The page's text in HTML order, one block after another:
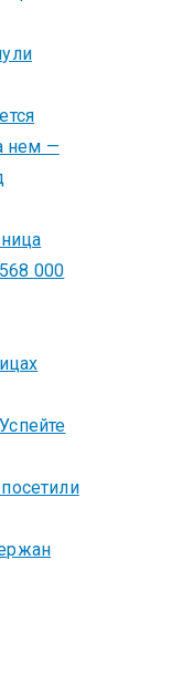
нем —
000